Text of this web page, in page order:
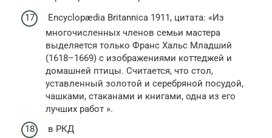
Encyclopædia Britannica 1911, цитата: «Из
многочисленных членов семьи мастера
выделяется только Франс Хальс Младший
(1618–1669) с изображениями коттеджей и
домашней птицы. Считается, что стол,
уставленный золотой и серебряной посудой,
чашками, стаканами и книгами, одна из его
лучших работ ».
в РКД